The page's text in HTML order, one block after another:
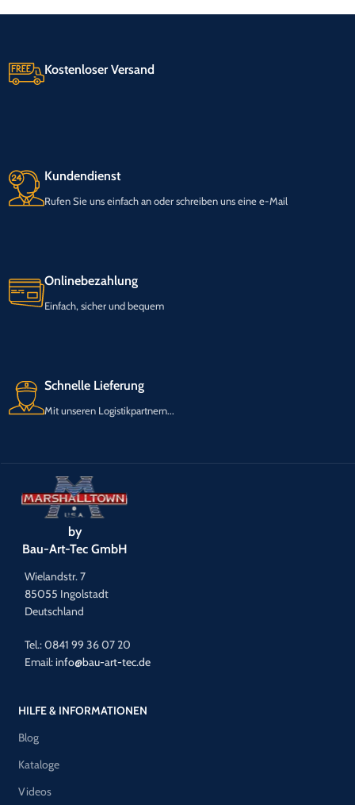
Kostenloser Versand
Kundendienst
Rufen Sie uns einfach an oder schreiben uns eine e-Mail
Onlinebezahlung
Einfach, sicher und bequem
Schnelle Lieferung
Mit unseren Logistikpartnern...
by
Bau-Art-Tec GmbH
Wielandstr. 7
85055 Ingolstadt
Deutschland
Tel.: 0841 99 36 07 20
Email:info@bau-art-tec.de
HILFE & INFORMATIONEN
Blog
Kataloge
Videos